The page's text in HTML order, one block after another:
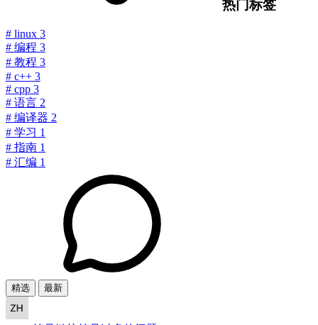
热门标签
# linux 3
# 编程 3
# 教程 3
# c++ 3
# cpp 3
# 语言 2
# 编译器 2
# 学习 1
# 指南 1
# 汇编 1
精选 最新